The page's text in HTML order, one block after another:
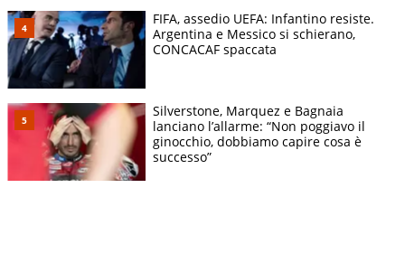
FIFA, assedio UEFA: Infantino resiste.
Argentina e Messico si schierano,
CONCACAF spaccata
Silverstone, Marquez e Bagnaia
lanciano l’allarme: “Non poggiavo il
ginocchio, dobbiamo capire cosa è
successo”